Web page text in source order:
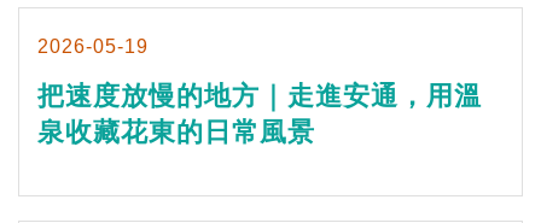
2026-05-19
把速度放慢的地方｜走進安通，用溫
泉收藏花東的日常風景